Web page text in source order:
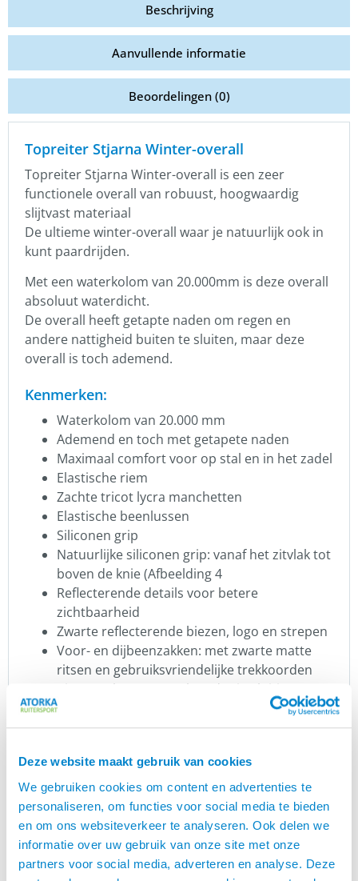
Deze website maakt gebruik van cookies
We gebruiken cookies om content en advertenties te
personaliseren, om functies voor social media te bieden
en om ons websiteverkeer te analyseren. Ook delen we
informatie over uw gebruik van onze site met onze
partners voor social media, adverteren en analyse. Deze
Beschrijving
Aanvullende informatie
Beoordelingen (0)
Topreiter Stjarna Winter-overall
Topreiter Stjarna Winter-overall is een zeer
functionele overall van robuust, hoogwaardig
slijtvast materiaal
De ultieme winter-overall waar je natuurlijk ook in
kunt paardrijden.
Met een waterkolom van 20.000mm is deze overall
absoluut waterdicht.
De overall heeft getapte naden om regen en
andere nattigheid buiten te sluiten, maar deze
overall is toch ademend.
Kenmerken:
Waterkolom van 20.000 mm
Ademend en toch met getapete naden
Maximaal comfort voor op stal en in het zadel
Elastische riem
Zachte tricot lycra manchetten
Elastische beenlussen
Siliconen grip
Natuurlijke siliconen grip: vanaf het zitvlak tot
boven de knie (Afbeelding 4
Reflecterende details voor betere
zichtbaarheid
Zwarte reflecterende biezen, logo en strepen
Voor- en dijbeenzakken: met zwarte matte
ritsen en gebruiksvriendelijke trekkoorden
Binnenzak: Met omgekeerde ritssluiting voor
meer veiligheid
Afneembare capuchon: met ritssluiting,
Ritsen aan de zijkant van de pijpen: voor
verstelbare ventilatie en gemakkelijk in- en
uitstappen
Het model is 168 cm lang en draagt ​​maat XS /
dames model